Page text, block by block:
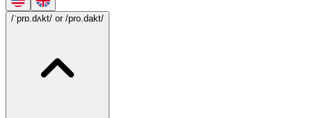
/ˈprɒ.dʌkt/ or /pro.dakt/